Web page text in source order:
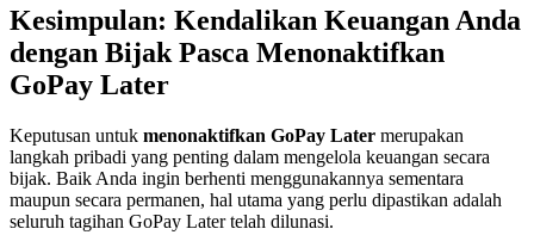
Kesimpulan: Kendalikan Keuangan Anda
dengan Bijak Pasca Menonaktifkan
GoPay Later
Keputusan untuk menonaktifkan GoPay Later merupakan
langkah pribadi yang penting dalam mengelola keuangan secara
bijak. Baik Anda ingin berhenti menggunakannya sementara
maupun secara permanen, hal utama yang perlu dipastikan adalah
seluruh tagihan GoPay Later telah dilunasi.